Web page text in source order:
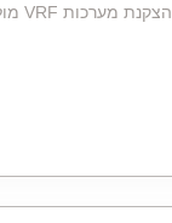
הצקנת מערכות VRF מולטי ומפוצלים